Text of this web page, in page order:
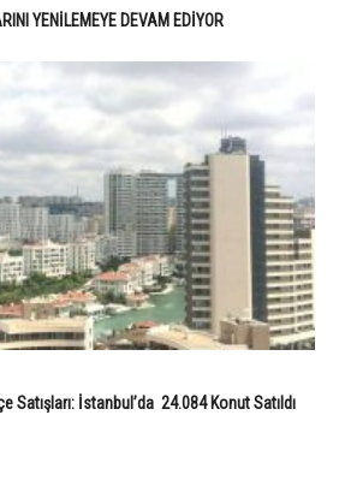
YENİLEMEYE DEVAM EDİYOR
Satışları: İstanbul’da 24.084 Konut Satıldı